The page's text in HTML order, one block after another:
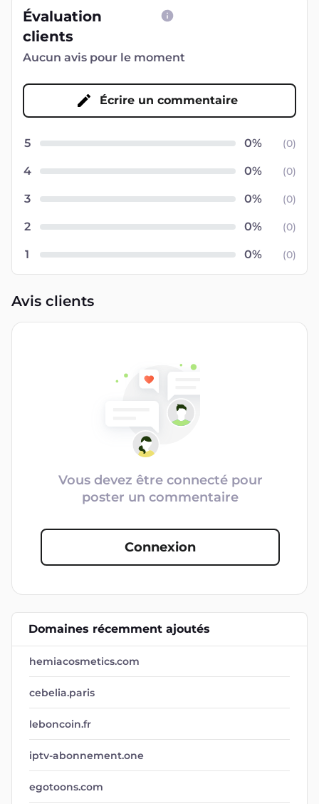
Évaluation
clients
Aucun avis pour le moment
Écrire un commentaire
5 (0)
4 (0)
3 (0)
2 (0)
1 (0)
Avis clients
Vous devez être connecté pour
poster un commentaire
Connexion
Domaines récemment ajoutés
hemiacosmetics.com
cebelia.paris
leboncoin.fr
iptv-abonnement.one
egotoons.com